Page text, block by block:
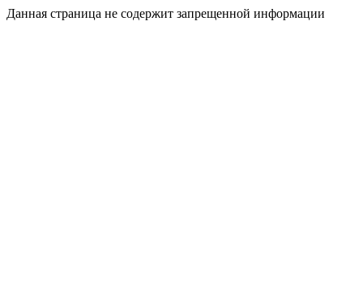
Данная страница не содержит запрещенной информации